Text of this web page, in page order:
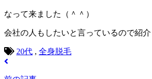
なって来ました（＾＾）
会社の人もしたいと言っているので紹
20代 , 全身脱毛